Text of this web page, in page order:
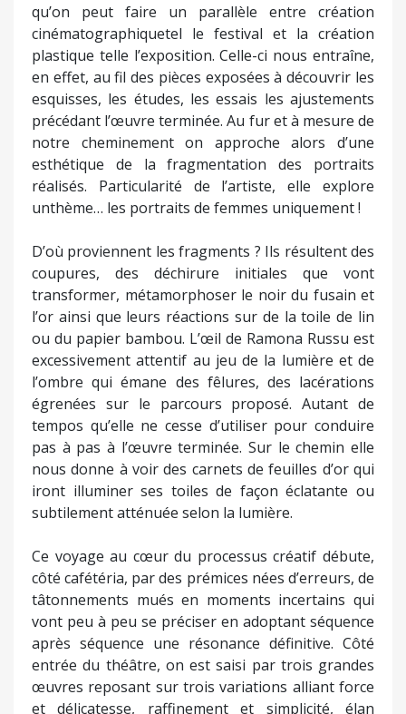
qu’on peut faire un parallèle entre création
cinématographiquetel le festival et la création
plastique telle l’exposition. Celle-ci nous entraîne,
en effet, au fil des pièces exposées à découvrir les
esquisses, les études, les essais les ajustements
précédant l’œuvre terminée. Au fur et à mesure de
notre cheminement on approche alors d’une
esthétique de la fragmentation des portraits
réalisés. Particularité de l’artiste, elle explore
unthème… les portraits de femmes uniquement !
D’où proviennent les fragments ? Ils résultent des
coupures, des déchirure initiales que vont
transformer, métamorphoser le noir du fusain et
l’or ainsi que leurs réactions sur de la toile de lin
ou du papier bambou. L’œil de Ramona Russu est
excessivement attentif au jeu de la lumière et de
l’ombre qui émane des fêlures, des lacérations
égrenées sur le parcours proposé. Autant de
tempos qu’elle ne cesse d’utiliser pour conduire
pas à pas à l’œuvre terminée. Sur le chemin elle
nous donne à voir des carnets de feuilles d’or qui
iront illuminer ses toiles de façon éclatante ou
subtilement atténuée selon la lumière.
Ce voyage au cœur du processus créatif débute,
côté cafétéria, par des prémices nées d’erreurs, de
tâtonnements mués en moments incertains qui
vont peu à peu se préciser en adoptant séquence
après séquence une résonance définitive. Côté
entrée du théâtre, on est saisi par trois grandes
œuvres reposant sur trois variations alliant force
et délicatesse, raffinement et simplicité, élan